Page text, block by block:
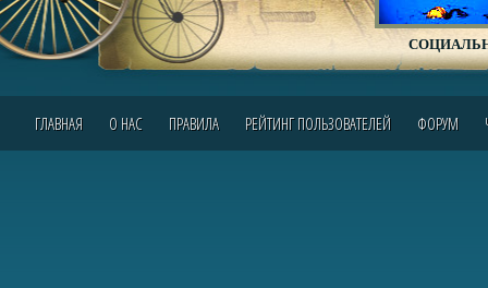
ГЛАВНАЯ О НАС ПРАВИЛА РЕЙТИНГ ПОЛЬЗОВАТЕЛЕЙ ФОРУМ